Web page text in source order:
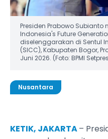
Presiden Prabowo
Indonesia's Future
diselenggarakan di Sentul
(SICC), Kabupaten Bogor,
Juni 2026. (Foto: BPMI
Nusantara
KETIK, JAKARTA–